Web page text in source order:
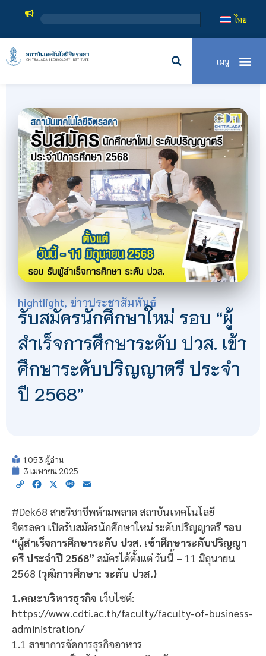
สถาบันเ
ไทย
hightlight ข่าวประชาสัมพันธ์
รับสมัครนักศึกษาใหม่ รอบ “ผู้
สำเร็จการศึกษาระดับ ปวส. เข้า
ศึกษาระดับปริญญาตรี ประจำ
ปี 2568”
1,053 ผู้อ่าน
3 เมษายน 2025
Copy Facebook
X Line
#Dek68 สายวิชาชีพห้ามพลาด สถาบันเทคโนโลยี
จิตรลดา เปิดรับสมัครนักศึกษาใหม่ ระดับปริญญาตรีรอบ
“ผู้สำเร็จการศึกษาระดับ ปวส. เข้าศึกษาระดับปริญญา
ตรี ประจำปี 2568” สมัครได้ตั้งแต่ วันนี้ – 11 มิถุนายน
2568 (วุฒิการศึกษา: ระดับ ปวส.)
1.คณะบริหารธุรกิจ เว็บไซต์:
https://www.cdti.ac.th/faculty/faculty-of-business-
administration/
1.1 สาขาการจัดการธุรกิจอาหาร